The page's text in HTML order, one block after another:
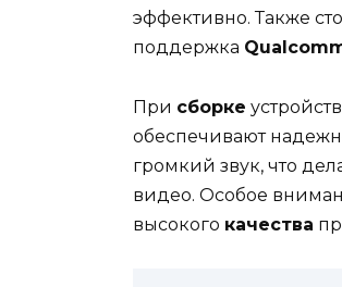
эффективно. Также
поддержка
При сборке
обеспечивают
громкий звук, что
видео. Особое
высокого качества